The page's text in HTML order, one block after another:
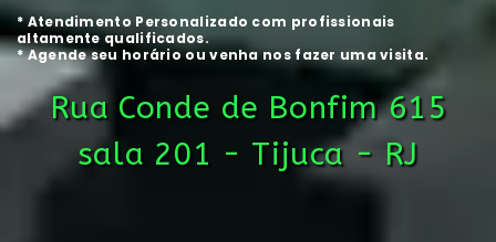
* Atendimento Personalizado com profissionais
altamente qualificados.
* Agende seu horário ou venha nos fazer uma visita.
Rua Conde de Bonfim 615
sala 201 - Tijuca - RJ